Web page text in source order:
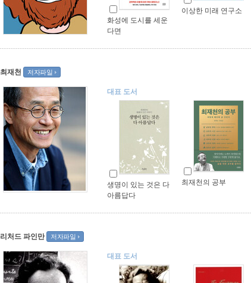
화성에 도시를 세운
다면
이상한 미래 연구소
최재천 저자파일
대표 도서
생명이 있는 것은 다
아름답다
최재천의 공부
리처드 파인만 저자파일
대표 도서